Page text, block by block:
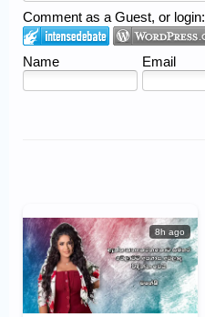
Comment as a Guest, or login:
Name Email
8h ago